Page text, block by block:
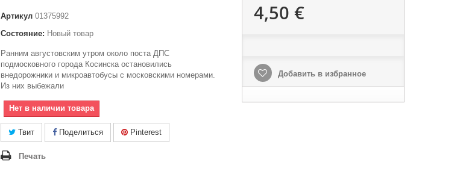
Артикул 01375992
Состояние: Новый товар
Ранним августовским утром около поста ДПС
подмосковного города Косинска остановились
внедорожники и микроавтобусы с московскими номерами.
Из них выбежали
Нет в наличии товара
Твит Поделиться Pinterest
Печать
4,50 €
Добавить в избранное